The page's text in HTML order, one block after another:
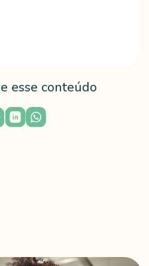
esse conteúdo